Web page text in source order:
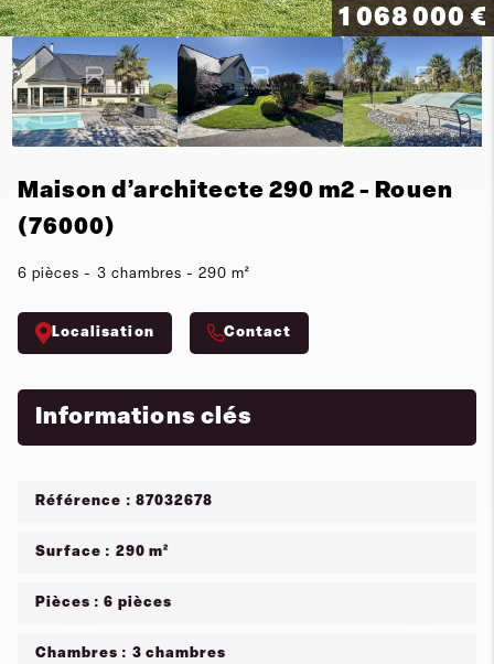
1 068 000 €
Maison d’architecte 290 m2 - Rouen
(76000)
6 pièces - 3 chambres - 290 m²
Localisation Contact
Informations clés
Référence : 87032678
Surface : 290 m²
Pièces : 6 pièces
Chambres : 3 chambres